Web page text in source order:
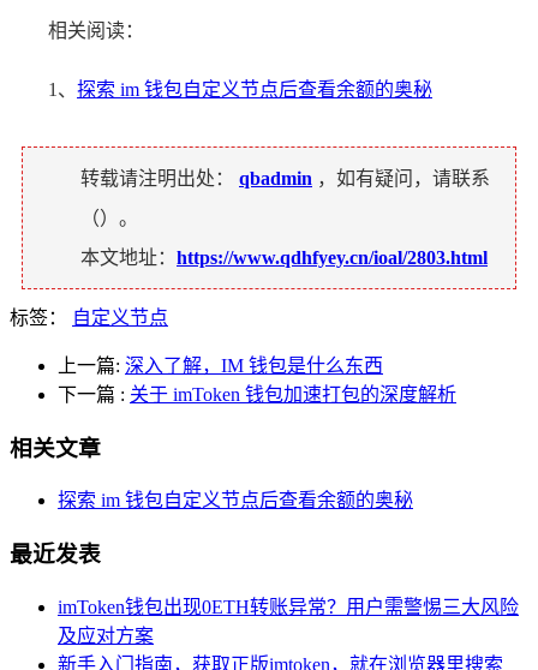
相关阅读：
1、 探索 im 钱包自定义节点后查看余额的奥秘
转载请注明出处： qbadmin ，如有疑问，请联系
（）。
本文地址： https://www.qdhfyey.cn/ioal/2803.html
标签： 自定义节点
上一篇: 深入了解，IM 钱包是什么东西
下一篇 : 关于 imToken 钱包加速打包的深度解析
相关文章
探索 im 钱包自定义节点后查看余额的奥秘
最近发表
imToken钱包出现0ETH转账异常？用户需警惕三大风险
及应对方案
新手入门指南，获取正版imtoken，就在浏览器里搜索